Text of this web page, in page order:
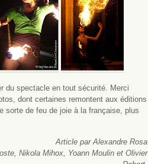
du spectacle en tout sécurité. Merci
dont certaines remontent aux éditions
sorte de feu de joie à la française, plus
Article par Alexandre Rosa
Nikola Mihox, Yoann Moulin et Olivier